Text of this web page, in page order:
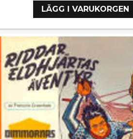
LÄGG I VARUKORGEN